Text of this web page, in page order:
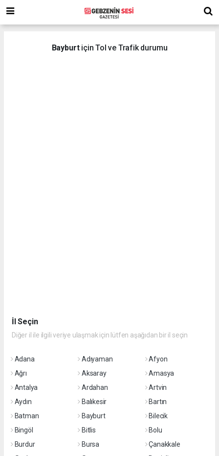
Bayburt için Tol ve Trafik durumu
İl Seçin
Diğer il ile ilgili veriye ulaşmak için lütfen aşağıdan bir il seçin
Adana Adıyaman
Afyon
Ağrı
Aksaray
Amasya
Antalya
Ardahan
Artvin
Aydın
Balıkesir
Bartın
Batman
Bayburt
Bilecik
Bingöl
Bitlis
Bolu
Burdur
Bursa
Çanakkale